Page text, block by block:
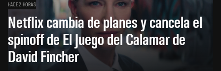
HACE 2 HORAS
Netflix cambia de planes y cancela el
spinoff de El Juego del Calamar de
David Fincher